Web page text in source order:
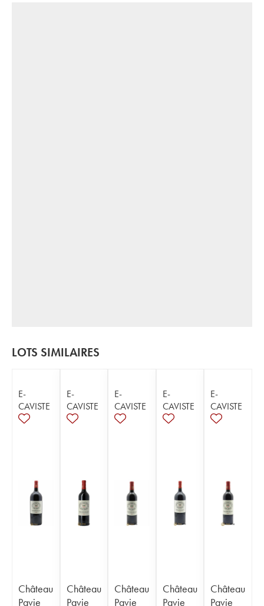
LOTS SIMILAIRES
E-
CAVISTE
Château
Pavie
E-
CAVISTE
Château
Pavie
E-
CAVISTE
Château
Pavie
E-
CAVISTE
Château
Pavie
E-
CAVISTE
Château
Pavie